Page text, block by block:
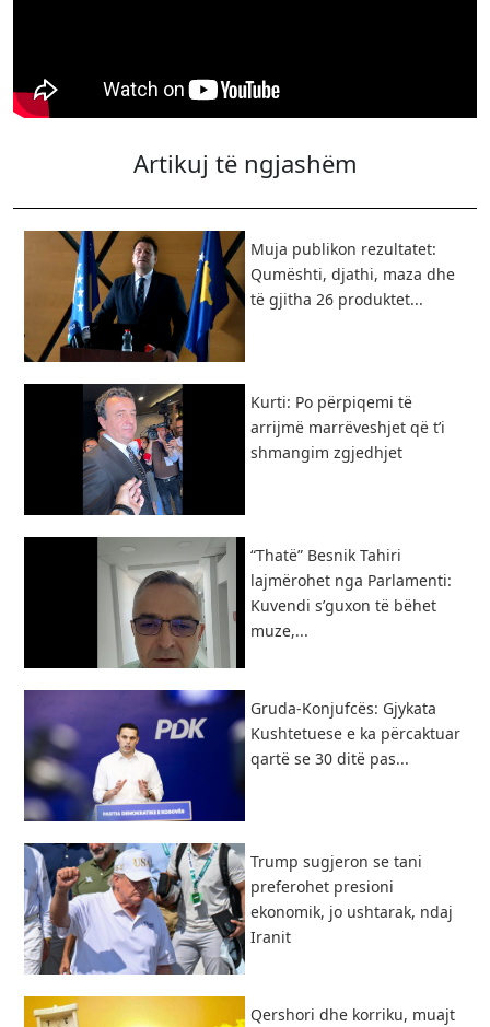
Artikuj të ngjashëm
Muja publikon rezultatet:
Qumështi, djathi, maza dhe
të gjitha 26 produktet...
Kurti: Po përpiqemi të
arrijmë marrëveshjet që t’i
shmangim zgjedhjet
“Thatë” Besnik Tahiri
lajmërohet nga Parlamenti:
Kuvendi s’guxon të bëhet
muze,...
Gruda-Konjufcës: Gjykata
Kushtetuese e ka përcaktuar
qartë se 30 ditë pas...
Trump sugjeron se tani
preferohet presioni
ekonomik, jo ushtarak, ndaj
Iranit
Qershori dhe korriku, muajt